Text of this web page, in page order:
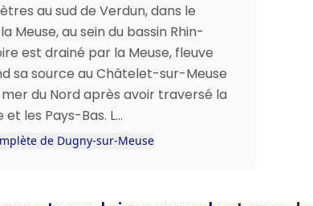
au sud de Verdun, dans le
Meuse, au sein du bassin Rhin-
est drainé par la Meuse, fleuve
sa source au Châtelet-sur-Meuse
du Nord après avoir traversé la
les Pays-Bas. L...
de Dugny-sur-Meuse